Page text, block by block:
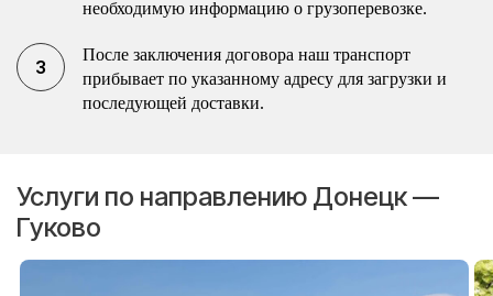
необходимую информацию о грузоперевозке.
После заключения договора наш транспорт
прибывает по указанному адресу для загрузки и
последующей доставки.
Услуги по направлению Донецк —
Гуково